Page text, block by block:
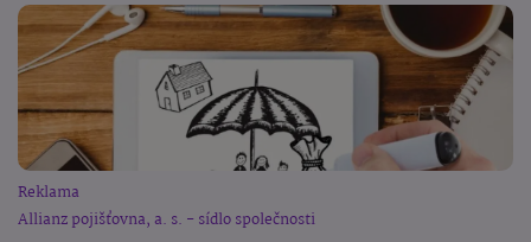
Reklama
Allianz pojišťovna, a. s. - sídlo společnosti